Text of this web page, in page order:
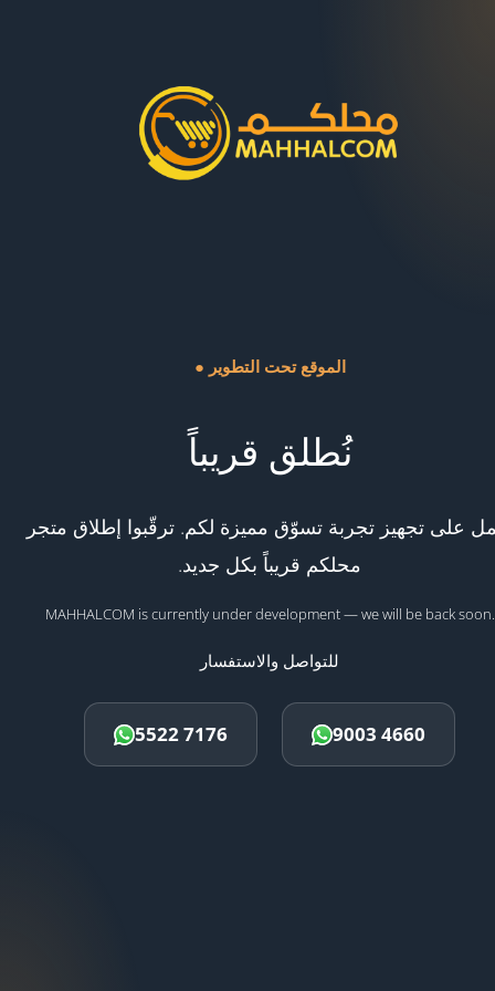
● الموقع تحت التطوير
نُطلق قريباً
على تجهيز تجربة تسوّق مميزة لكم. ترقّبوا إطلاق متجر
محلكم قريباً بكل جديد.
MAHHALCOM is currently under development — we will be back soon.
للتواصل والاستفسار
5522 7176 9003 4660